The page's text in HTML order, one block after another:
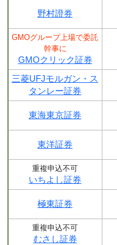
野村證券
GMOグループ上場で委託
幹事に
GMOクリック証券
三菱UFJモルガン・ス
タンレー証券
東海東京証券
東洋証券
重複申込不可
いちよし証券
極東証券
重複申込不可
むさし証券